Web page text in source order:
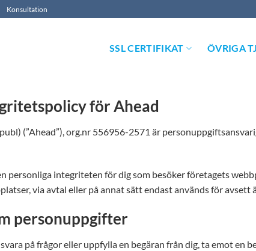
Konsultation
SSL CERTIFIKAT ÖVRIGA
för Ahead
(”Ahead”), org.nr 556956-2571 är
personliga integriteten för dig som besöker företagets
via avtal eller på annat sätt endast används för
personuppgifter
på frågor eller uppfylla en begäran från dig, ta emot en